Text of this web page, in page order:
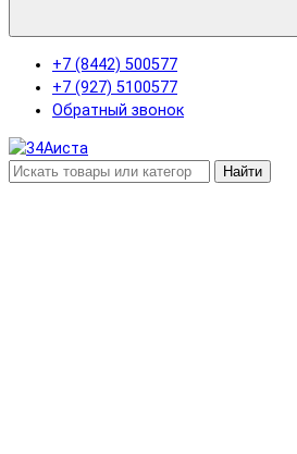
+7 (8442) 500577
+7 (927) 5100577
Обратный звонок
Найти